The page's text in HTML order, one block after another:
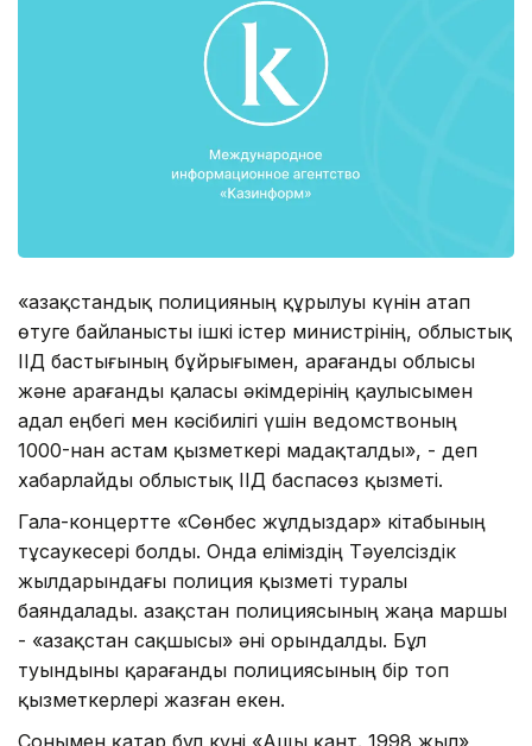
«Қазақстандық полицияның құрылуы күнін атап
өтуге байланысты ішкі істер министрінің, облыстық
ІІД бастығының бұйрығымен, Қарағанды облысы
және Қарағанды қаласы әкімдерінің қаулысымен
адал еңбегі мен кәсібилігі үшін ведомствоның
1000-нан астам қызметкері мадақталды», - деп
хабарлайды облыстық ІІД баспасөз қызметі.
Гала-концертте «Сөнбес жұлдыздар» кітабының
тұсаукесері болды. Онда еліміздің Тәуелсіздік
жылдарындағы полиция қызметі туралы
баяндалады. Қазақстан полициясының жаңа маршы
- «Қазақстан сақшысы» әні орындалды. Бұл
туындыны қарағанды полициясының бір топ
қызметкерлері жазған екен.
Сонымен қатар бұл күні «Ащы қант. 1998 жыл»